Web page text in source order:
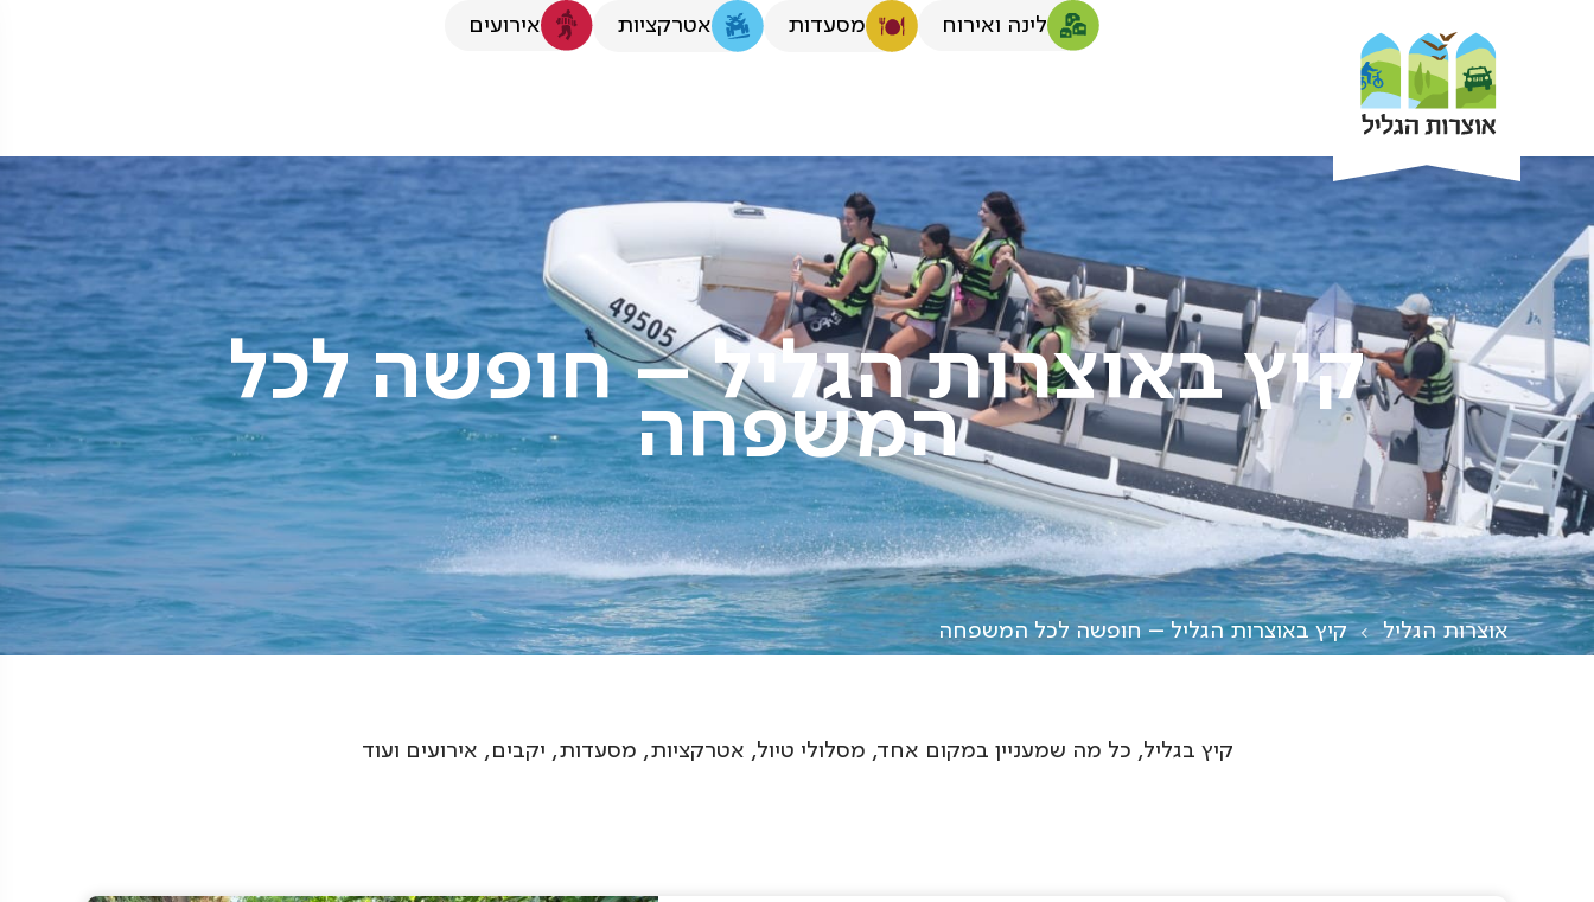
לינה ואירוח מסעדות אטרקציות אירועים
קיץ באוצרות הגליל – חופשה לכל
המשפחה
אוצרות הגליל קיץ באוצרות הגליל – חופשה לכל המשפחה
קיץ בגליל, כל מה שמעניין במקום אחד, מסלולי טיול, אטרקציות, מסעדות, יקבים, אירועים ועוד